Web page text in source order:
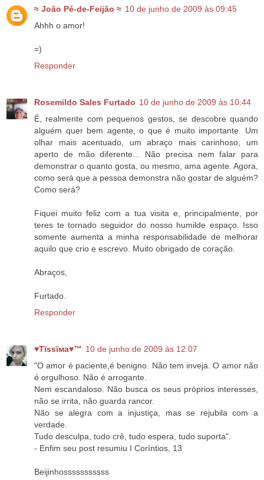
≈ João Pé-de-Feijão ≈ 10 de junho de 2009 às 09:45
Ahhh o amor!
=)
Responder
Rosemildo Sales Furtado 10 de junho de 2009 às 10:44
É, realmente com pequenos gestos, se descobre quando
alguém quer bem agente, o que é muito importante. Um
olhar mais acentuado, um abraço mais carinhoso, um
aperto de mão diferente... Não precisa nem falar para
demonstrar o quanto gosta, ou mesmo, ama agente. Agora,
como será que a pessoa demonstra não gostar de alguém?
Como será?
Fiquei muito feliz com a tua visita e, principalmente, por
teres te tornado seguidor do nosso humilde espaço. Isso
somente aumenta a minha responsabilidade de melhorar
aquilo que crio e escrevo. Muito obrigado de coração.
Abraços,
Furtado.
Responder
♥Тїѕѕїмa♥™ 10 de junho de 2009 às 12:07
"O amor é paciente,é benigno. Não tem inveja. O amor não
é orgulhoso. Não é arrogante.
Nem escandaloso. Não busca os seus próprios interesses,
não se irrita, não guarda rancor.
Não se alegra com a injustiça, mas se rejubila com a
verdade.
Tudo desculpa, tudo crê, tudo espera, tudo suporta".
- Enfim seu post resumiu I Coríntios, 13
Beijinhosssssssssss